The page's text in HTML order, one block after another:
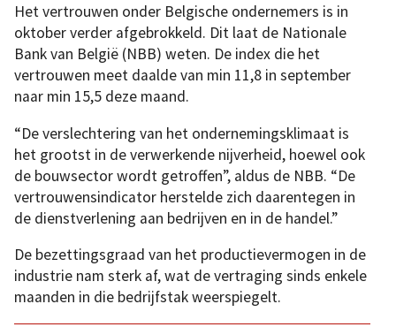
Het vertrouwen onder Belgische ondernemers is in
oktober verder afgebrokkeld. Dit laat de Nationale
Bank van België (NBB) weten. De index die het
vertrouwen meet daalde van min 11,8 in september
naar min 15,5 deze maand.
“De verslechtering van het ondernemingsklimaat is
het grootst in de verwerkende nijverheid, hoewel ook
de bouwsector wordt getroffen”, aldus de NBB. “De
vertrouwensindicator herstelde zich daarentegen in
de dienstverlening aan bedrijven en in de handel.”
De bezettingsgraad van het productievermogen in de
industrie nam sterk af, wat de vertraging sinds enkele
maanden in die bedrijfstak weerspiegelt.